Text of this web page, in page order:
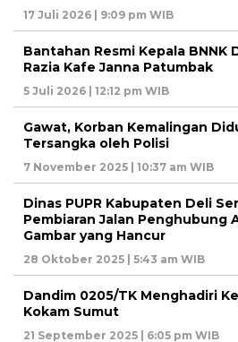
17 Juli 2026 | 9:09 pm WIB
Bantahan Resmi Kepala BNNK
Razia Kafe Janna Patumbak
5 Juli 2026 | 12:12 pm WIB
Gawat, Korban Kemalingan
Tersangka oleh Polisi
7 November 2025 | 10:37 am WIB
Dinas PUPR Kabupaten Deli
Pembiaran Jalan Penghubung
Gambar yang Hancur
28 Oktober 2025 | 5:43 am WIB
Dandim 0205/TK Menghadiri
Kokam Sumut
21 September 2025 | 6:05 pm WIB